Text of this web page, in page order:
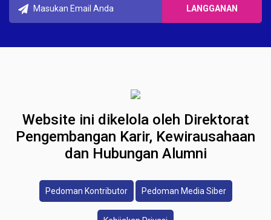
Website ini dikelola oleh Direktorat
Pengembangan Karir, Kewirausahaan
dan Hubungan Alumni
Pedoman Kontributor Pedoman Media Siber